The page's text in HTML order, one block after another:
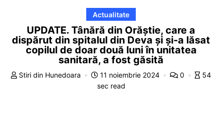
Actualitate
UPDATE. Tânără din Orăștie, care a
dispărut din spitalul din Deva și și-a lăsat
copilul de doar două luni în unitatea
sanitară, a fost găsită
Stiri din Hunedoara 11 noiembrie 2024 0
54
sec read